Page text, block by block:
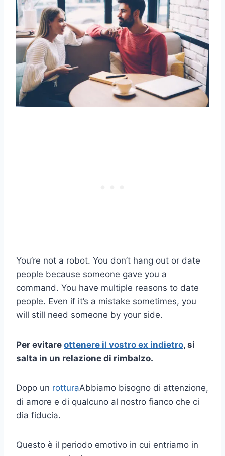
You’re not a robot. You don’t hang out or date
people because someone gave you a
command. You have multiple reasons to date
people. Even if it’s a mistake sometimes, you
will still need someone by your side.
Per evitare ottenere il vostro ex indietro, si
salta in un relazione di rimbalzo.
Dopo un rotturaAbbiamo bisogno di attenzione,
di amore e di qualcuno al nostro fianco che ci
dia fiducia.
Questo è il periodo emotivo in cui entriamo in